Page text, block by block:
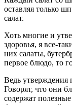
оставляя только
салат.
Хоть многие и
здоровья, я все-
них салаты,
первое блюдо, то
Ведь утверждения
Говорят, что они
содержат